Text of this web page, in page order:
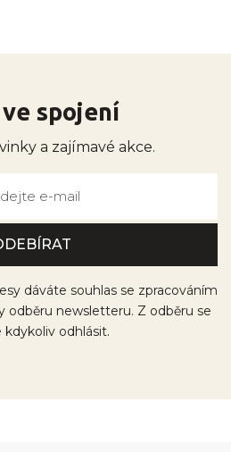
spojení
a zajímavé akce.
dáváte souhlas se zpracováním
odběru newsletteru. Z odběru se
odhlásit.